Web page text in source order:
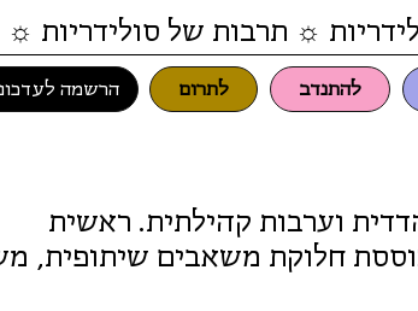
להתנדב לתרום הרשמה
☼ תרבות של סולידריות ☼
וערבות קהילתית. ראשית
חלוקת משאבים שיתופית,